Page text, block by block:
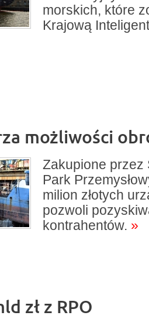
morskich, które
Krajową
możliwości
Zakupione przez
Park
milion złotych
pozwoli
kontrahentów. »
zł z RPO